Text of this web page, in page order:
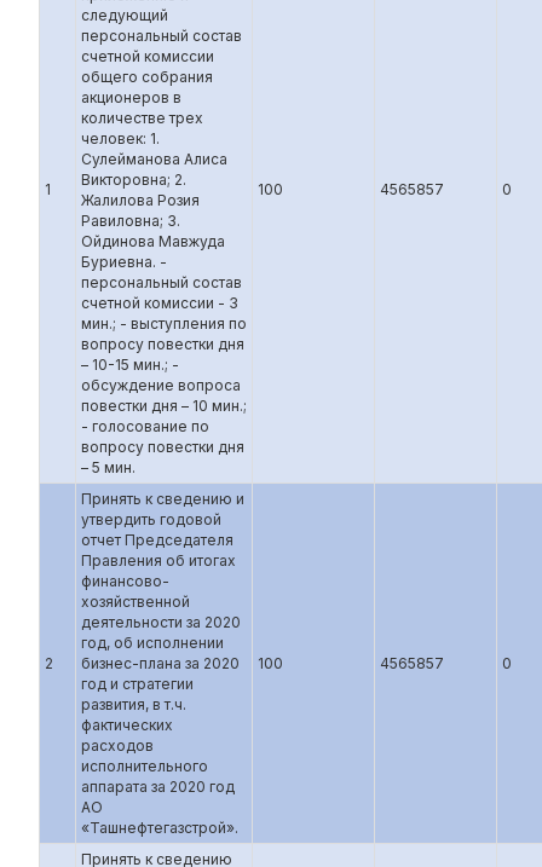
1
следующий
персональный состав
счетной комиссии
общего собрания
акционеров в
количестве трех
человек: 1.
Сулейманова Алиса
Викторовна; 2.
Жалилова Розия
Равиловна; 3.
Ойдинова Мавжуда
Буриевна. -
персональный состав
счетной комиссии - 3
мин.; - выступления по
вопросу повестки дня
– 10-15 мин.; -
обсуждение вопроса
повестки дня – 10 мин.;
- голосование по
вопросу повестки дня
– 5 мин.
100 4565857 0
2
Принять к сведению и
утвердить годовой
отчет Председателя
Правления об итогах
финансово-
хозяйственной
деятельности за 2020
год, об исполнении
бизнес-плана за 2020
год и стратегии
развития, в т.ч.
фактических
расходов
исполнительного
аппарата за 2020 год
АО
«Ташнефтегазстрой».
100 4565857 0
Принять к сведению